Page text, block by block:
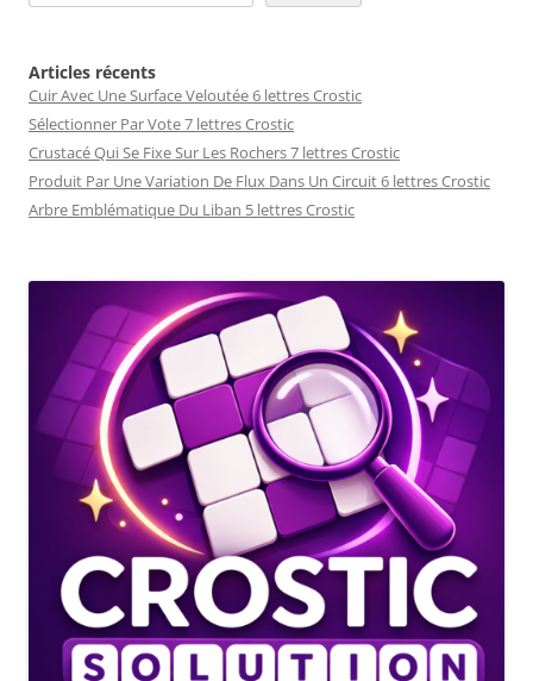
Articles récents
Cuir Avec Une Surface Veloutée 6 lettres Crostic
Sélectionner Par Vote 7 lettres Crostic
Crustacé Qui Se Fixe Sur Les Rochers 7 lettres Crostic
Produit Par Une Variation De Flux Dans Un Circuit 6 lettres Crostic
Arbre Emblématique Du Liban 5 lettres Crostic